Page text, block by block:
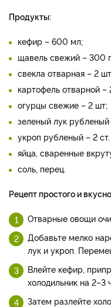
Продукты:
кефир – 600 мл;
щавель свежий – 300
свекла отварная – 2
картофель отварной –
огурцы свежие – 2 шт;
зеленый лук рубленый
укроп рубленый – 2 ст.
яйца, сваренные
соль, перец.
Рецепт простого и
Отварные овощи
Добавьте мелко
лук и укроп.
Влейте кефир,
холодильник на 2–3
Затем разлейте